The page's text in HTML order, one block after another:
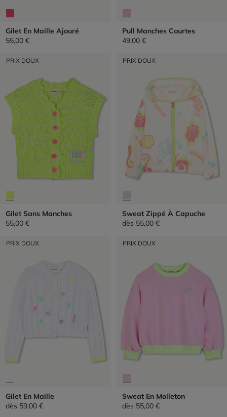
Gilet En Maille Ajouré
55,00 €
Pull Manches Courtes
49,00 €
PRIX DOUX
Gilet Sans Manches
55,00 €
PRIX DOUX
Sweat Zippé À Capuche
dès 55,00 €
PRIX DOUX
Gilet En Maille
dès 59,00 €
PRIX DOUX
Sweat En Molleton
dès 55,00 €